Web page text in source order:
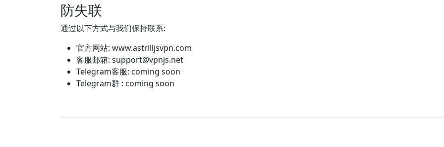
防失联
通过以下方式与我们保持联系:
官方网站: www.astrilljsvpn.com
客服邮箱: support@vpnjs.net
Telegram客服: coming soon
Telegram群 : coming soon